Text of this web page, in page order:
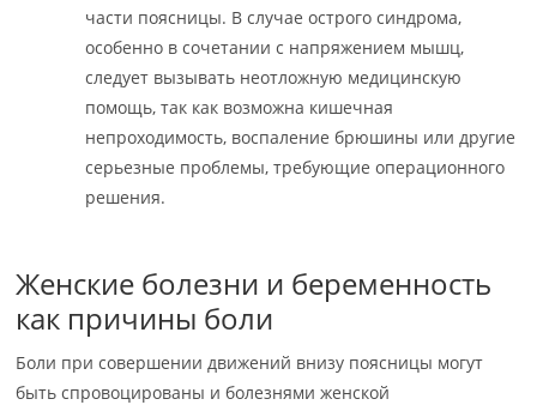
части поясницы. В случае острого синдрома,
особенно в сочетании с напряжением мышц,
следует вызывать неотложную медицинскую
помощь, так как возможна кишечная
непроходимость, воспаление брюшины или другие
серьезные проблемы, требующие операционного
решения.
Женские болезни и беременность
как причины боли
Боли при совершении движений внизу поясницы могут
быть спровоцированы и болезнями женской